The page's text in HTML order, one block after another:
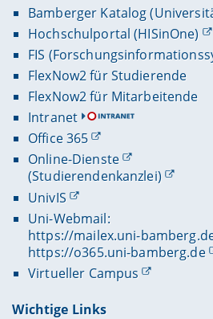
Bamberger Katalog
Hochschulportal (HISinOne)
FIS
FlexNow2 für Studierende
FlexNow2 für Mitarbeitende
Intranet
Office 365
Online-Dienste
(Studierendenkanzlei)
UnivIS
Uni-Webmail:
https://mailex.uni-
https://o365.uni-bamberg.de
Virtueller Campus
Wichtige Links